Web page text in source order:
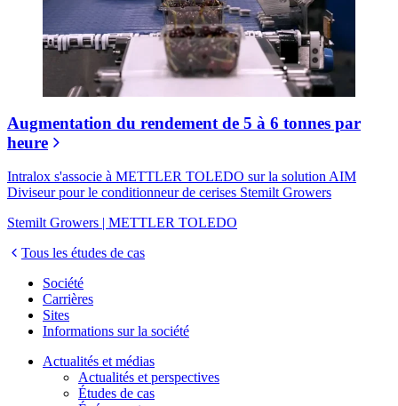
Augmentation du rendement de 5 à 6 tonnes par
heure
Intralox s'associe à METTLER TOLEDO sur la solution AIM
Diviseur pour le conditionneur de cerises Stemilt Growers
Stemilt Growers | METTLER TOLEDO
Tous les études de cas
Société
Carrières
Sites
Informations sur la société
Actualités et médias
Actualités et perspectives
Études de cas